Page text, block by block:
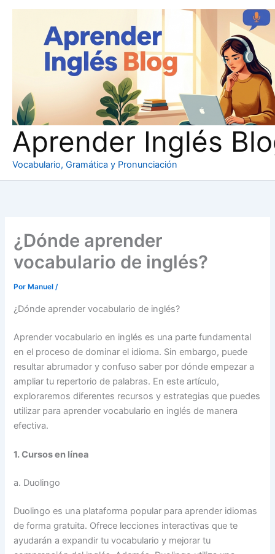
Aprender Inglés
Vocabulario, Gramática y Pronunciación
¿Dónde aprender
vocabulario de inglés?
Por Manuel/
¿Dónde aprender vocabulario de inglés?
Aprender vocabulario en inglés es una parte fundamental
en el proceso de dominar el idioma. Sin embargo, puede
resultar abrumador y confuso saber por dónde empezar a
ampliar tu repertorio de palabras. En este artículo,
exploraremos diferentes recursos y estrategias que puedes
utilizar para aprender vocabulario en inglés de manera
efectiva.
1. Cursos en línea
a. Duolingo
Duolingo es una plataforma popular para aprender idiomas
de forma gratuita. Ofrece lecciones interactivas que te
ayudarán a expandir tu vocabulario y mejorar tu